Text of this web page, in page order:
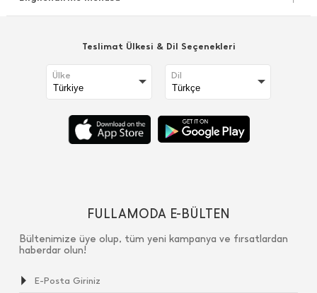
Teslimat Ülkesi & Dil Seçenekleri
Ülke Dil
FULLAMODA E-BÜLTEN
Bültenimize üye olup, tüm yeni kampanya ve fırsatlardan
haberdar olun!